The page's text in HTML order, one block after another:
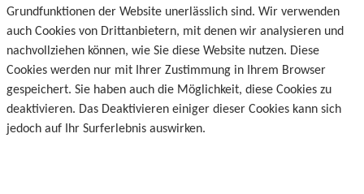
Grundfunktionen der Website unerlässlich sind. Wir verwenden
auch Cookies von Drittanbietern, mit denen wir analysieren und
nachvollziehen können, wie Sie diese Website nutzen. Diese
Cookies werden nur mit Ihrer Zustimmung in Ihrem Browser
gespeichert. Sie haben auch die Möglichkeit, diese Cookies zu
deaktivieren. Das Deaktivieren einiger dieser Cookies kann sich
jedoch auf Ihr Surferlebnis auswirken.